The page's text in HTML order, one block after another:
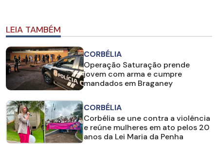
LEIA TAMBÉM
CORBÉLIA
Operação Saturação prende
jovem com arma e cumpre
mandados em Braganey
CORBÉLIA
Corbélia se une contra a violência
e reúne mulheres em ato pelos 20
anos da Lei Maria da Penha